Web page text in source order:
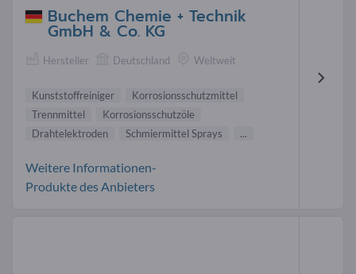
Buchem Chemie + Technik
GmbH & Co. KG
Hersteller Deutschland Weltweit
Kunststoffreiniger
Korrosionsschutzmittel
Trennmittel
Korrosionsschutzöle
Drahtelektroden
Schmiermittel Sprays ...
Weitere Informationen-
Produkte des Anbieters